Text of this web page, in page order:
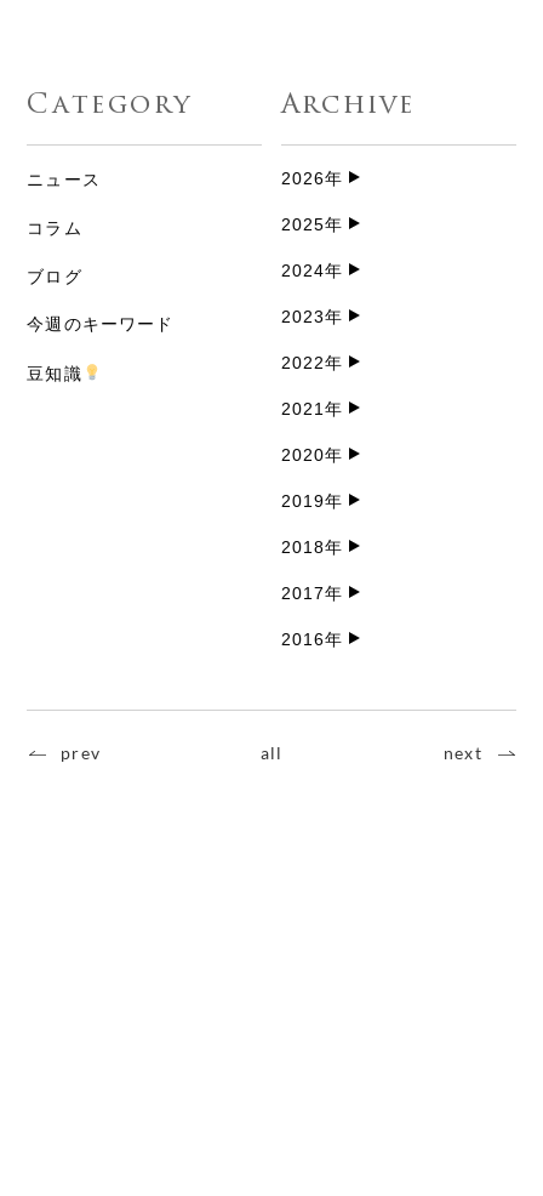
Category
ニュース
コラム
ブログ
今週のキーワード
豆知識
Archive
2026年
2025年
2024年
2023年
2022年
2021年
2020年
2019年
2018年
2017年
2016年
prev all next